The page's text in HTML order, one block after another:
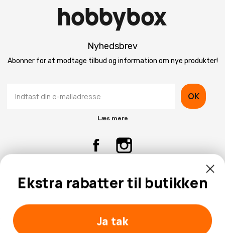
Nyhedsbrev
Abonner for at modtage tilbud og information om nye produkter!
OK
Læs mere
Kontaktinformation
Kundeservice
Ekstra rabatter til butikken